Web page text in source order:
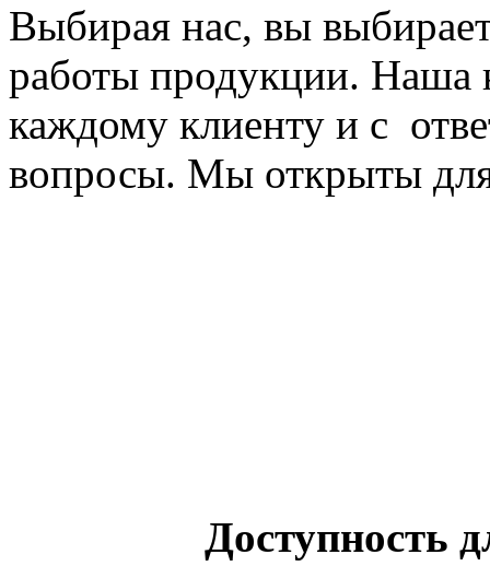
Выбирая нас, вы
работы продукции. Наша
каждому клиенту и с
вопросы. Мы открыты для
Доступность